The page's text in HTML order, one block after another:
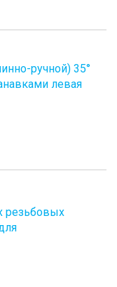
ручной) 35°
левая
резьбовых